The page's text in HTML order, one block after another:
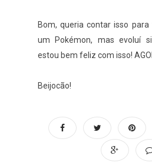
Bom, queria contar isso para
um Pokémon, mas evoluí
estou bem feliz com isso!
Beijocão!